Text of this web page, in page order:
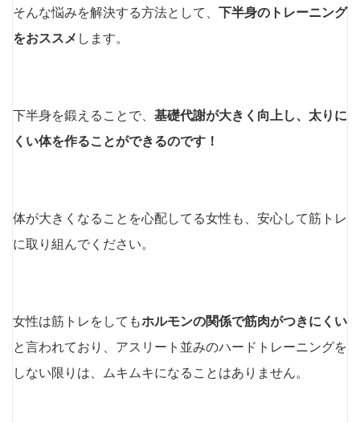
そんな悩みを解決する方法として、 下半身のトレーニング
をおススメ します。
下半身を鍛えることで、 基礎代謝が大きく向上し、太りに
くい体を作ることができるのです！
体が大きくなることを心配してる女性も、安心して筋トレ
に取り組んでください。
女性は筋トレをしてもホルモンの関係で筋肉がつきにくい
と言われており、アスリート並みのハードトレーニングを
しない限りは、ムキムキになることはありません。